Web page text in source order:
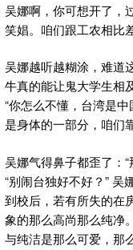
吴娜啊，你可想开了，
笑娼。咱们跟工农相比
吴娜越听越糊涂，难道
牛真的能让鬼大学生相
“你怎么不懂，台湾是
是身体的一部分，咱们
吴娜气得鼻子都歪了：
“别闹台独好不好？” 吴
到校后，若有所失的在
象的那么高尚那么纯净
与纯洁是那么可爱，那